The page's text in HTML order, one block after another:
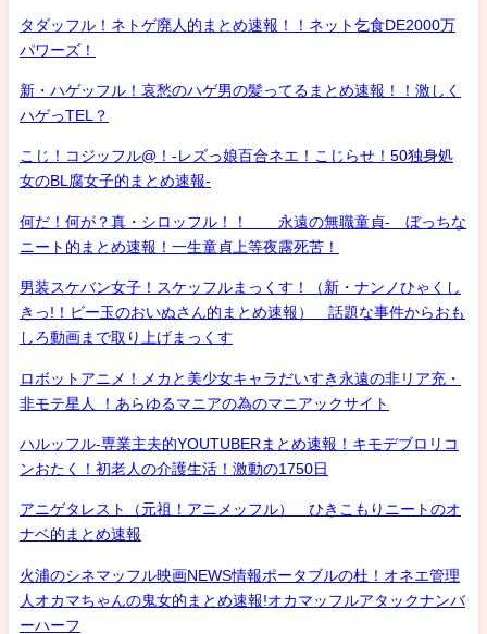
タダッフル！ネトゲ廃人的まとめ速報！！ネット乞食DE2000万
パワーズ！
新・ハゲッフル！哀愁のハゲ男の髪ってるまとめ速報！！激しく
ハゲっTEL？
こじ！コジッフル@！-レズっ娘百合ネエ！こじらせ！50独身処
女のBL腐女子的まとめ速報-
何だ！何が？真・シロッフル！！ 永遠の無職童貞- ぼっちな
ニート的まとめ速報！一生童貞上等夜露死苦！
男装スケバン女子！スケッフルまっくす！（新・ナンノひゃくし
きっ!！ビー玉のおいぬさん的まとめ速報） 話題な事件からおも
しろ動画まで取り上げまっくす
ロボットアニメ！メカと美少女キャラだいすき永遠の非リア充・
非モテ星人 ！あらゆるマニアの為のマニアックサイト
ハルッフル-専業主夫的YOUTUBERまとめ速報！キモデブロリコ
ンおたく！初老人の介護生活！激動の1750日
アニゲタレスト（元祖！アニメッフル） ひきこもりニートのオ
ナベ的まとめ速報
火浦のシネマッフル映画NEWS情報ポータブルの杜！オネエ管理
人オカマちゃんの鬼女的まとめ速報!オカマッフルアタックナンバ
ーハーフ